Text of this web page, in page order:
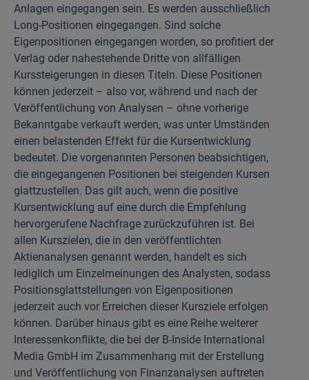
Anlagen eingegangen sein. Es werden ausschließlich
Long-Positionen eingegangen. Sind solche
Eigenpositionen eingegangen worden, so profitiert der
Verlag oder nahestehende Dritte von allfälligen
Kurssteigerungen in diesen Titeln. Diese Positionen
können jederzeit – also vor, während und nach der
Veröffentlichung von Analysen – ohne vorherige
Bekanntgabe verkauft werden, was unter Umständen
einen belastenden Effekt für die Kursentwicklung
bedeutet. Die vorgenannten Personen beabsichtigen,
die eingegangenen Positionen bei steigenden Kursen
glattzustellen. Das gilt auch, wenn die positive
Kursentwicklung auf eine durch die Empfehlung
hervorgerufene Nachfrage zurückzuführen ist. Bei
allen Kurszielen, die in den veröffentlichten
Aktienanalysen genannt werden, handelt es sich
lediglich um Einzelmeinungen des Analysten, sodass
Positionsglattstellungen von Eigenpositionen
jederzeit auch vor Erreichen dieser Kursziele erfolgen
können. Darüber hinaus gibt es eine Reihe weiterer
Interessenkonflikte, die bei der B-Inside International
Media GmbH im Zusammenhang mit der Erstellung
und Veröffentlichung von Finanzanalysen auftreten